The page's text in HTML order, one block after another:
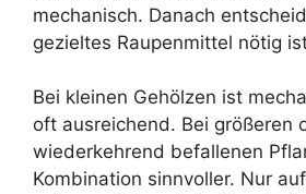
mechanisch. Danach
gezieltes Raupenmittel nötig
Bei kleinen Gehölzen ist
oft ausreichend. Bei größeren
wiederkehrend befallenen
Kombination sinnvoller. Nur